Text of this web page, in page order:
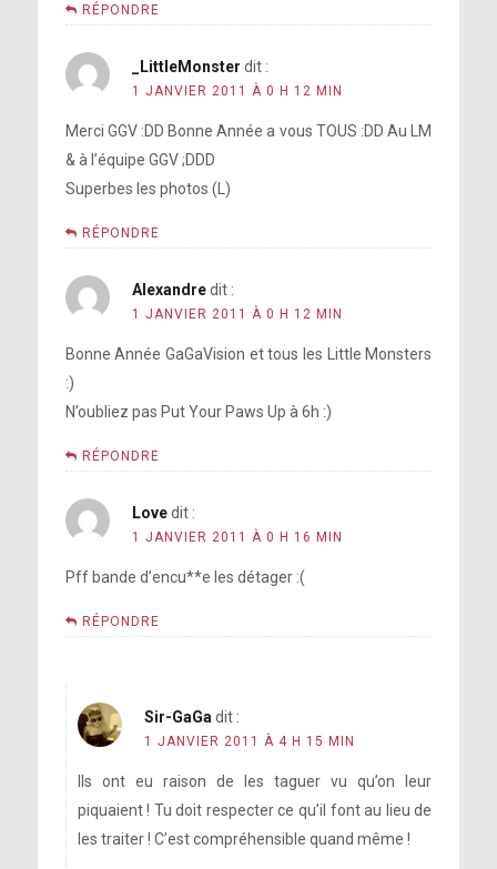
RÉPONDRE
_LittleMonster dit :
1 JANVIER 2011 À 0 H 12 MIN
Merci GGV :DD Bonne Année a vous TOUS :DD Au LM
& à l’équipe GGV ;DDD
Superbes les photos (L)
RÉPONDRE
Alexandre dit :
1 JANVIER 2011 À 0 H 12 MIN
Bonne Année GaGaVision et tous les Little Monsters
:)
N’oubliez pas Put Your Paws Up à 6h :)
RÉPONDRE
Love dit :
1 JANVIER 2011 À 0 H 16 MIN
Pff bande d’encu**e les détager :(
RÉPONDRE
Sir-GaGa dit :
1 JANVIER 2011 À 4 H 15 MIN
Ils ont eu raison de les taguer vu qu’on leur
piquaient ! Tu doit respecter ce qu’il font au lieu de
les traiter ! C’est compréhensible quand même !